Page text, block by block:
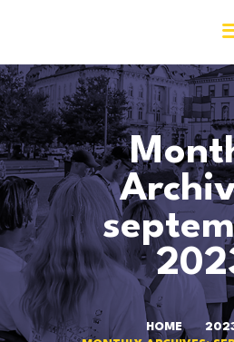
HOME
ACASĂ
ASOCIAȚIA 156
COMUNITATEA
M.Y.
ACTIVITĂȚI
JURNAL156
CONTACT